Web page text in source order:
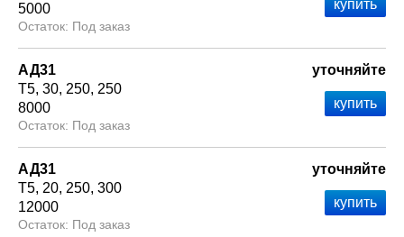
5000
Под заказ
АД31
Т5 30 250 250
8000
Под заказ
уточняйте
АД31
Т5 20 250 300
12000
Под заказ
уточняйте